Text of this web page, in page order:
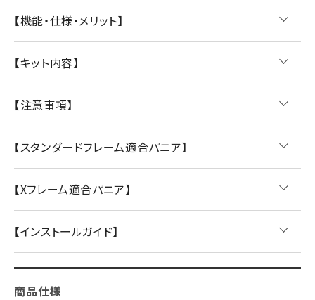
【機能・仕様・メリット】
【キット内容】
【注意事項】
【スタンダードフレーム適合パニア】
【Xフレーム適合パニア】
【インストールガイド】
商品仕様